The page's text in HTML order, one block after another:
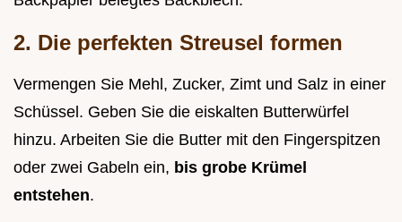
2. Die perfekten Streusel formen
Vermengen Sie Mehl, Zucker, Zimt und Salz in einer
Schüssel. Geben Sie die eiskalten Butterwürfel
hinzu. Arbeiten Sie die Butter mit den Fingerspitzen
oder zwei Gabeln ein, bis grobe Krümel
entstehen.